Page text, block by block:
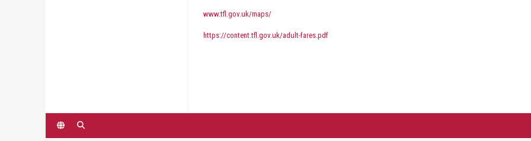
www.tfl.gov.uk/maps/
https://content.tfl.gov.uk/adult-fares.pdf